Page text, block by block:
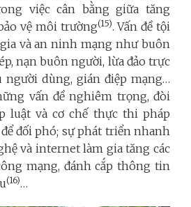
việc cân bằng giữa tăng
vệ môi trường(15). Vấn đề tội
và an ninh mạng như buôn
nạn buôn người, lừa đảo trực
dùng, gián điệp mạng…
vấn đề nghiêm trọng, đòi
luật và cơ chế thực thi pháp
đối phó; sự phát triển nhanh
và internet làm gia tăng các
mạng, đánh cắp thông tin
(16)…